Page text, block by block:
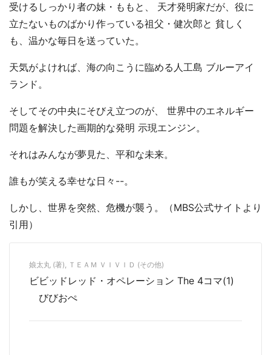
受けるしっかり者の妹・ももと、 天才発明家だが、役に
立たないものばかり作っている祖父・健次郎と 貧しく
も、温かな毎日を送っていた。
天気がよければ、海の向こうに臨める人工島 ブルーアイ
ランド。
そしてその中央にそびえ立つのが、 世界中のエネルギー
問題を解決した画期的な発明 示現エンジン。
それはみんなが夢見た、平和な未来。
誰もが笑える幸せな日々--。
しかし、世界を突然、危機が襲う。（MBS公式サイトより
引用）
娘太丸 (著), ＴＥＡＭ ＶＩＶＩＤ (その他)
ビビッドレッド・オペレーション The 4コマ(1)
びびおぺ